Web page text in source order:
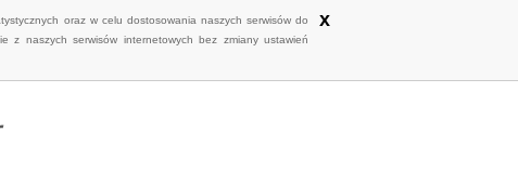
oraz w celu dostosowania naszych serwisów do
z naszych serwisów internetowych bez zmiany ustawień
x